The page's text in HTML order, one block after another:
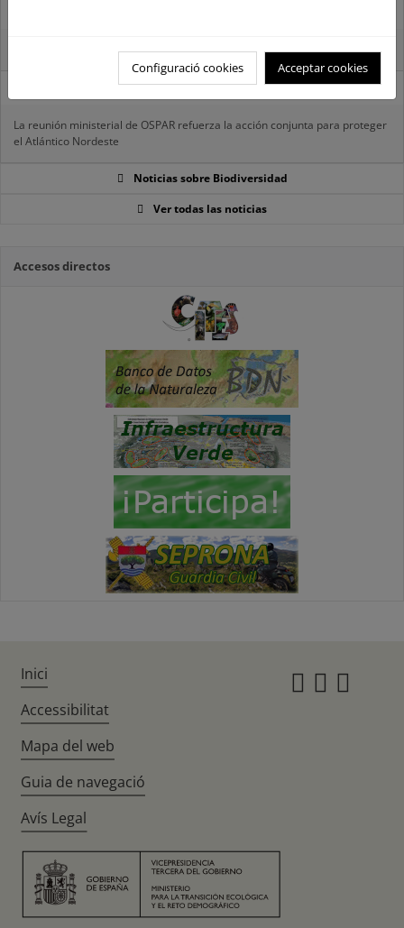
El censo de aves del Parque Nacional de las Tablas bate récords históricos
La reunión ministerial de OSPAR refuerza la acción conjunta para proteger
el Atlántico Nordeste
Noticias sobre Biodiversidad
Ver todas las noticias
Accesos directos
Configuració cookies Acceptar cookies
Inici
Accessibilitat
Mapa del web
Guia de navegació
Avís Legal